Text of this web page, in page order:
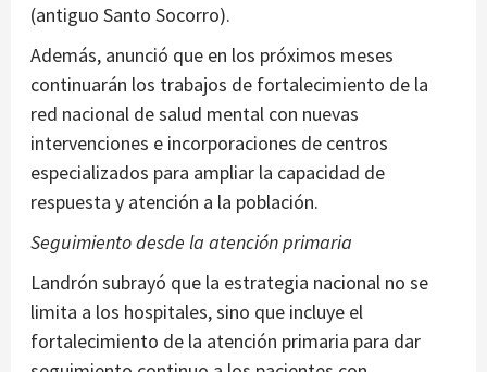
(antiguo Santo Socorro).
Además, anunció que en los próximos meses
continuarán los trabajos de fortalecimiento de la
red nacional de salud mental con nuevas
intervenciones e incorporaciones de centros
especializados para ampliar la capacidad de
respuesta y atención a la población.
Seguimiento desde la atención primaria
Landrón subrayó que la estrategia nacional no se
limita a los hospitales, sino que incluye el
fortalecimiento de la atención primaria para dar